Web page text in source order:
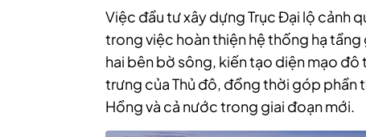
Việc đầu tư xây dựng Trục Đại lộ cảnh
trong việc hoàn thiện hệ thống hạ
hai bên bờ sông, kiến tạo diện mạo đô
trưng của Thủ đô, đồng thời góp
Hồng và cả nước trong giai đoạn mới.